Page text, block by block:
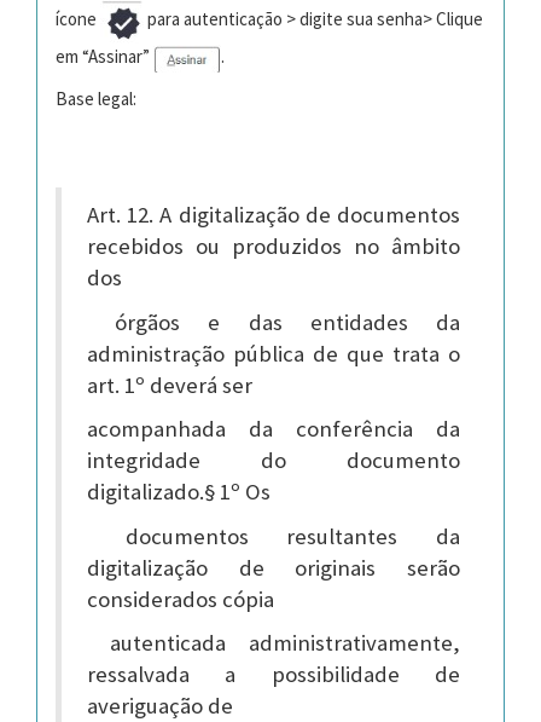
ícone
para autenticação > digite sua senha> Clique
em “Assinar”
.
Base legal:
Art. 12. A digitalização de documentos
recebidos ou produzidos no âmbito
dos
órgãos e das entidades da
administração pública de que trata o
art. 1º deverá ser
acompanhada da conferência da
integridade do documento
digitalizado.§ 1º Os
documentos resultantes da
digitalização de originais serão
considerados cópia
autenticada administrativamente,
ressalvada a possibilidade de
averiguação de